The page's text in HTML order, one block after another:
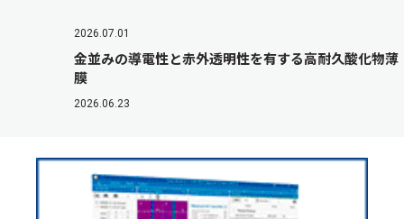
2026.07.01
金並みの導電性と赤外透明性を有する高耐久酸化物薄
膜
2026.06.23